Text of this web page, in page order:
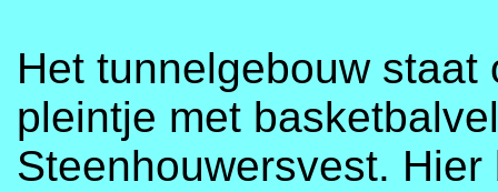
Het tunnelgebouw
pleintje met
Steenhouwersvest.